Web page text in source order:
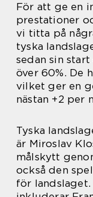
För att ge en
prestationer
vi titta på
tyska
sedan sin
över 60%. De
vilket ger en
nästan +2 per
Tyska
är Miroslav
målskytt
också den
för